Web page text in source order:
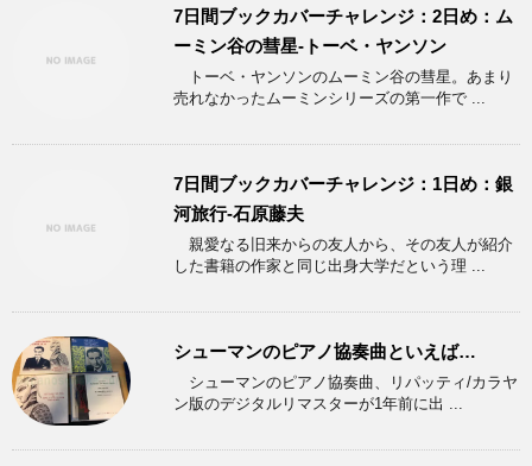
7日間ブックカバーチャレンジ：2日め：ム
ーミン谷の彗星-トーベ・ヤンソン
トーベ・ヤンソンのムーミン谷の彗星。あまり
売れなかったムーミンシリーズの第一作で ...
7日間ブックカバーチャレンジ：1日め：銀
河旅行-石原藤夫
親愛なる旧来からの友人から、その友人が紹介
した書籍の作家と同じ出身大学だという理 ...
シューマンのピアノ協奏曲といえば…
シューマンのピアノ協奏曲、リパッティ/カラヤ
ン版のデジタルリマスターが1年前に出 ...